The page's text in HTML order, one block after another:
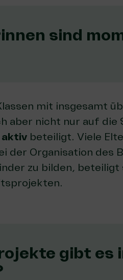
sind
mit insgesamt
aber nicht nur auf die
aktiv beteiligt. Viele
der Organisation des
zu bilden, beteiligt
gibt es